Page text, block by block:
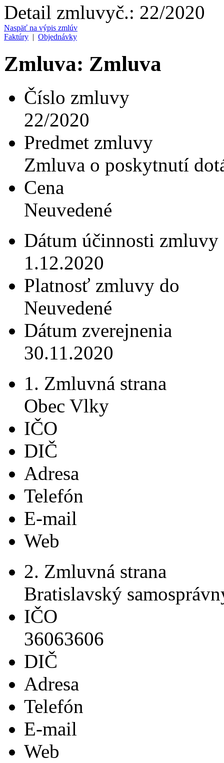
Detail zmluvyč.: 22/2020
Naspäť na výpis zmlúv
Faktúry | Objednávky
Zmluva: Zmluva
Číslo zmluvy
22/2020
Predmet zmluvy
Zmluva o poskytnutí
Cena
Neuvedené
Dátum účinnosti zmluvy
1.12.2020
Platnosť zmluvy do
Neuvedené
Dátum zverejnenia
30.11.2020
1. Zmluvná strana
Obec Vlky
IČO
DIČ
Adresa
Telefón
E-mail
Web
2. Zmluvná strana
Bratislavský
IČO
36063606
DIČ
Adresa
Telefón
E-mail
Web